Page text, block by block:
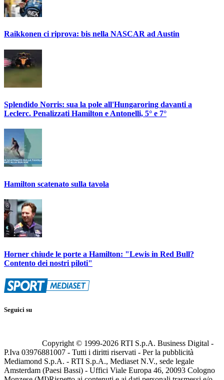
Raikkonen ci riprova: bis nella NASCAR ad Austin
Splendido Norris: sua la pole all'Hungaroring davanti a
Leclerc. Penalizzati Hamilton e Antonelli, 5° e 7°
Hamilton scatenato sulla tavola
Horner chiude le porte a Hamilton: "Lewis in Red Bull?
Contento dei nostri piloti"
Seguici su
Copyright © 1999-2026 RTI S.p.A. Business Digital -
P.Iva 03976881007 - Tutti i diritti riservati - Per la pubblicità
Mediamond S.p.A. - RTI S.p.A., Mediaset N.V., sede legale
Amsterdam (Paesi Bassi) - Uffici Viale Europa 46, 20093 Cologno